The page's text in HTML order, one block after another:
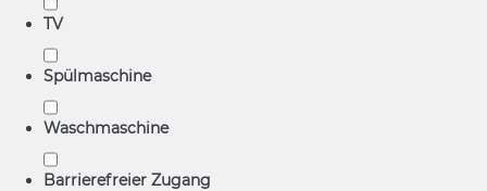
TV
Spülmaschine
Waschmaschine
Barrierefreier Zugang